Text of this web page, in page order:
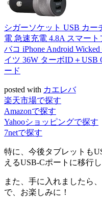
シガーソケット USB カー
電 急速充電 4.8A スマー
バコ iPhone Android
イツ 36W ターボID＋USB
ード
posted with カエレバ
楽天市場で探す
Amazonで探す
Yahooショッピングで探す
7netで探す
特に、今後タブレットも
えるUSB-Cポートに移行
また、手に入れましたら
で、お楽しみに！